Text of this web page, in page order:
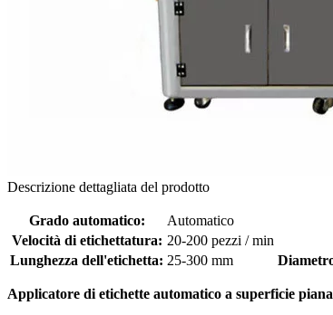
Descrizione dettagliata del prodotto
Grado automatico: Automatico
Velocità di etichettatura: 20-200 pezzi / min
Lunghezza dell'etichetta: 25-300 mm
Applicatore di etichette automatico a superficie